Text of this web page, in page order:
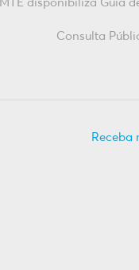
MTE disponibiliza Guia
Consulta
Receba